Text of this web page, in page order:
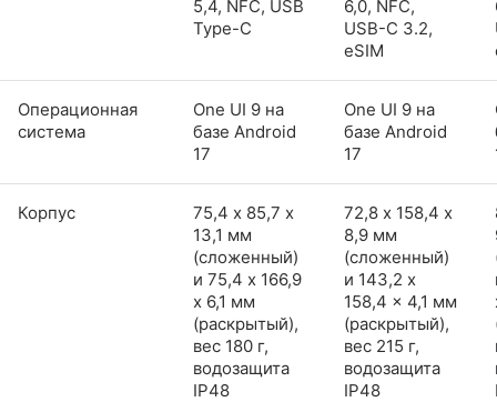
5,4, NFC, USB
Type-C
6,0, NFC,
USB-C 3.2,
eSIM
Операционная
система
One UI 9 на
базе Android
17
One UI 9 на
базе Android
17
Корпус
75,4 х 85,7 х
13,1 мм
(сложенный)
и 75,4 x 166,9
x 6,1 мм
(раскрытый),
вес 180 г,
водозащита
IP48
72,8 х 158,4 х
8,9 мм
(сложенный)
и 143,2 x
158,4 x 4,1 мм
(раскрытый),
вес 215 г,
водозащита
IP48